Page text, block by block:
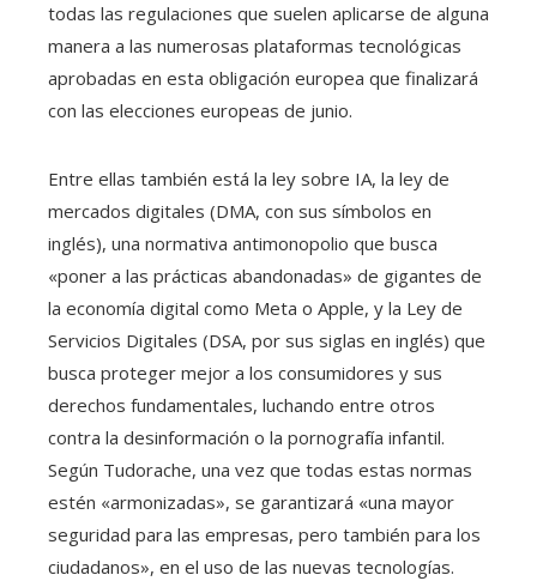
todas las regulaciones que suelen aplicarse de alguna
manera a las numerosas plataformas tecnológicas
aprobadas en esta obligación europea que finalizará
con las elecciones europeas de junio.
Entre ellas también está la ley sobre IA, la ley de
mercados digitales (DMA, con sus símbolos en
inglés), una normativa antimonopolio que busca
«poner a las prácticas abandonadas» de gigantes de
la economía digital como Meta o Apple, y la Ley de
Servicios Digitales (DSA, por sus siglas en inglés) que
busca proteger mejor a los consumidores y sus
derechos fundamentales, luchando entre otros
contra la desinformación o la pornografía infantil.
Según Tudorache, una vez que todas estas normas
estén «armonizadas», se garantizará «una mayor
seguridad para las empresas, pero también para los
ciudadanos», en el uso de las nuevas tecnologías.